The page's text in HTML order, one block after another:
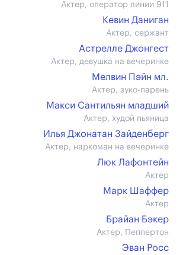
Актер, оператор линии 911
Кевин Даниган
Актер, сержант
Астрелле Джонгест
Актер, девушка на вечеринке
Мелвин Пэйн мл.
Актер, зуко-парень
Макси Сантильян младший
Актер, худой пьяница
Илья Джонатан Зайденберг
Актер, наркоман на вечеринке
Люк Лафонтейн
Актер
Марк Шаффер
Актер
Брайан Бэкер
Актер, Пеппертон
Эван Росс